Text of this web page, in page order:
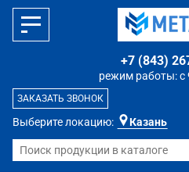
Выберите локацию: Казань
режим работы: с
+7 (843)
ЗАКАЗАТЬ ЗВОНОК